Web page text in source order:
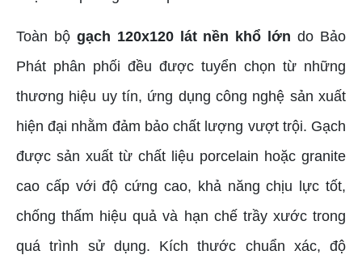
Toàn bộ gạch 120x120 lát nền khổ lớn do Bảo
Phát phân phối đều được tuyển chọn từ những
thương hiệu uy tín, ứng dụng công nghệ sản xuất
hiện đại nhằm đảm bảo chất lượng vượt trội. Gạch
được sản xuất từ chất liệu porcelain hoặc granite
cao cấp với độ cứng cao, khả năng chịu lực tốt,
chống thấm hiệu quả và hạn chế trầy xước trong
quá trình sử dụng. Kích thước chuẩn xác, độ